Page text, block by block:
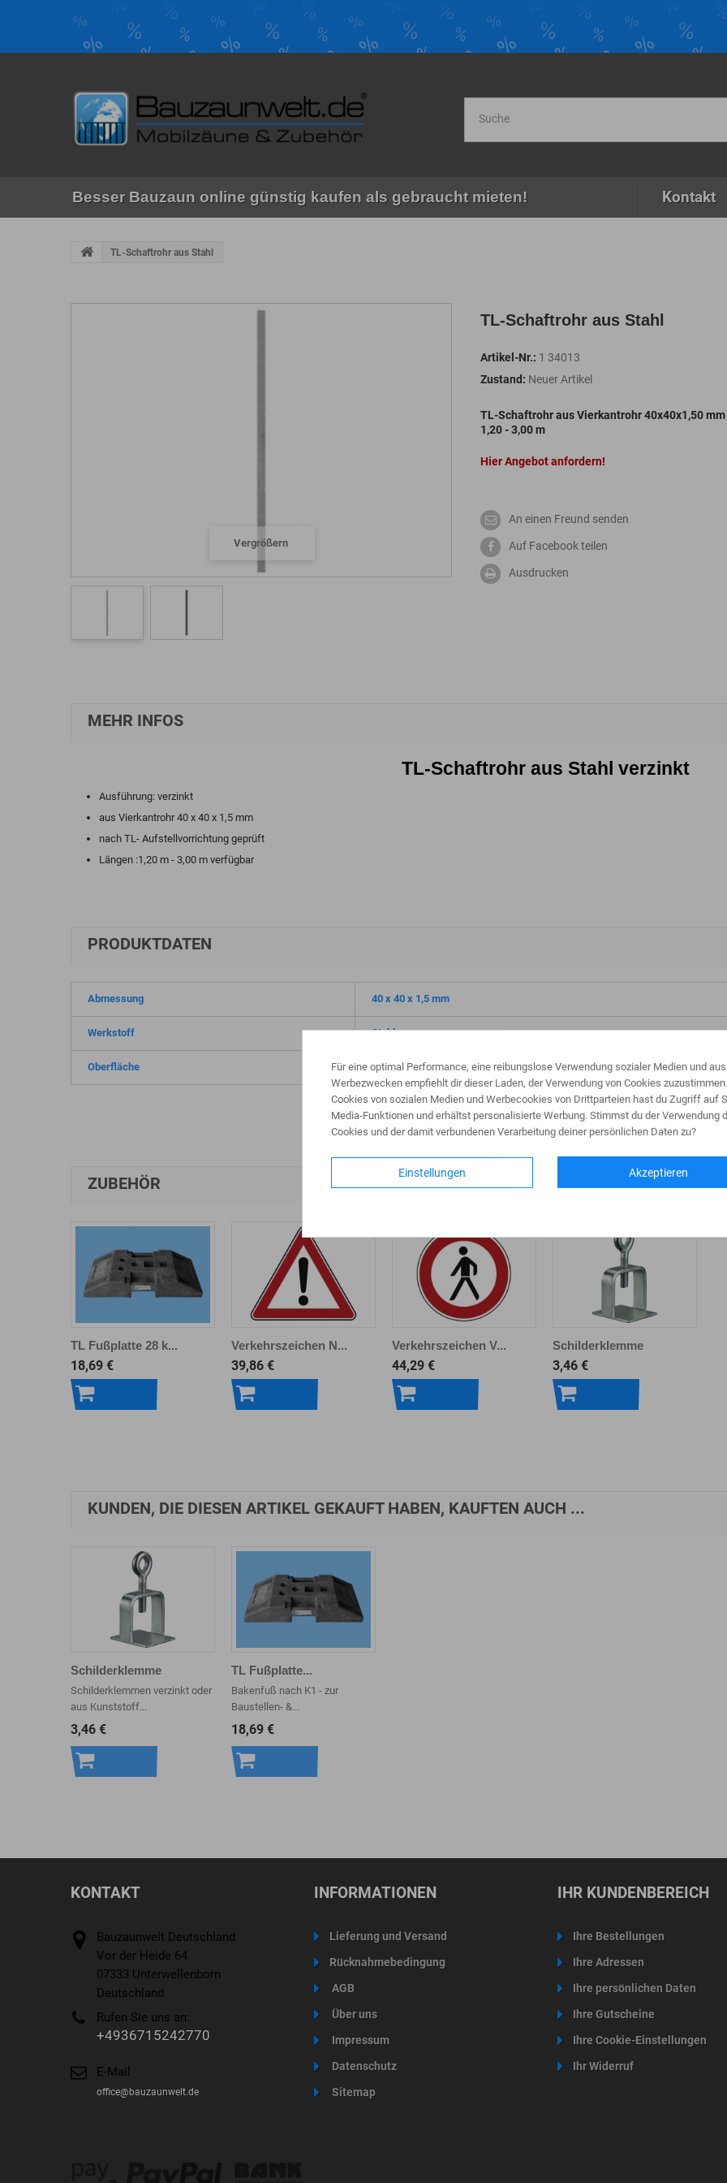
Besser Bauzaun online günstig kaufen als gebraucht mieten! Kontakt
TL-Schaftrohr aus Stahl
Vergrößern
TL-Schaftrohr aus Stahl
Artikel-Nr.: 1 34013
Zustand: Neuer Artikel
TL-Schaftrohr aus Vierkantrohr 40x40x1,50 mm
1,20 - 3,00 m
Hier Angebot anfordern!
An einen Freund senden
Auf Facebook teilen
Ausdrucken
MEHR INFOS
TL-Schaftrohr aus Stahl verzinkt
Ausführung: verzinkt
aus Vierkantrohr 40 x 40 x 1,5 mm
nach TL- Aufstellvorrichtung geprüft
Längen :1,20 m - 3,00 m verfügbar
PRODUKTDATEN
Abmessung 40 x 40 x 1,5 mm
Werkstoff Stahl
Oberfläche verzinkt
ZUBEHÖR
TL Fußplatte 28 k...
18,69 €
Verkehrszeichen N...
39,86 €
Verkehrszeichen V...
44,29 €
Schilderklemme
3,46 €
KUNDEN, DIE DIESEN ARTIKEL GEKAUFT HABEN, KAUFTEN AUCH ...
Schilderklemme
Schilderklemmen verzinkt oder
aus Kunststoff...
3,46 €
TL Fußplatte...
Bakenfuß nach K1 - zur
Baustellen- &...
18,69 €
KONTAKT
Bauzaunwelt Deutschland
Vor der Heide 64
07333 Unterwellenborn
Deutschland
Rufen Sie uns an:
+4936715242770
E-Mail
office@bauzaunwelt.de
INFORMATIONEN
Lieferung und Versand
Rücknahmebedingung
AGB
Über uns
Impressum
Datenschutz
Sitemap
IHR KUNDENBEREICH
Ihre Bestellungen
Ihre Adressen
Ihre persönlichen Daten
Ihre Gutscheine
Ihre Cookie-Einstellungen
Ihr Widerruf
Für eine optimal Performance, eine reibungslose Verwendung sozialer Medien und aus
Werbezwecken empfiehlt dir dieser Laden, der Verwendung von Cookies
Cookies von sozialen Medien und Werbecookies von Drittparteien hast du Zugriff auf
Media-Funktionen und erhältst personalisierte Werbung. Stimmst du der Verwendung
Cookies und der damit verbundenen Verarbeitung deiner persönlichen Daten zu?
Akzeptieren
Einstellungen